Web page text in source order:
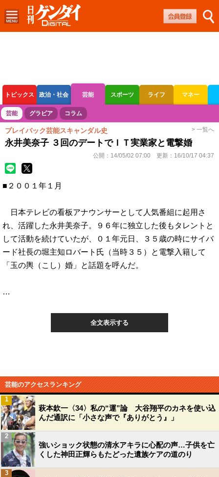
トピックス 政治・社会 芸能 スポーツ ライフ マネー
ボートレース 競輪 オートレース
芸能 グラビア コラム
プレイバック芸能スキャンダル史 > 一覧へ
永井美奈子 ３回のデートでＩＴ実業家と電撃婚
公開： 14/05/02 07:00 更新： 16/10/17 04:37
■２００１年１月
日本テレビの看板アナウンサーとして人気番組に起用さ
れ、活躍した永井美奈子。９６年に独立した後もタレントと
して活動を続けていたが、０１年元日、３５歳の時にサイバ
ード社長の堀主知ロバート氏（当時３５）と電撃入籍して
「玉の輿（こし）婚」と話題を呼んだ。
…
全文表示する
芸能のアクセスランキング
萩本欽一〈34〉私の“運”論 大谷翔平のカネを使い込
んだ通訳に「小さな声で『ありがとう』」
1
強いショック状態の清水アキラに心配の声…子供を亡
くした神田正輝らもたどった遺族ケアの道のり
2
3